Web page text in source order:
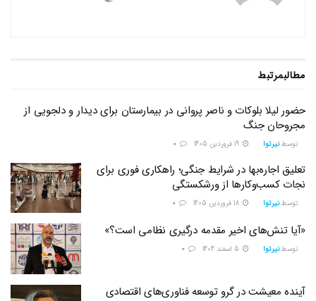
مطالبمرتبط
حضور لیلا بلوکات و ناصر پروانی در بیمارستان برای دیدار و دلجویی از
مجروحان جنگ
توسط نیرتوا
تعلیق اجاره‌بها در شرایط جنگی؛ راهکاری فوری برای
نجات کسب‌وکارها از ورشکستگی
توسط نیرتوا
«آیا تنش‌های اخیر مقدمه درگیری نظامی است؟»
توسط نیرتوا
آینده معیشت در گرو توسعه فناوری‌های اقتصادی